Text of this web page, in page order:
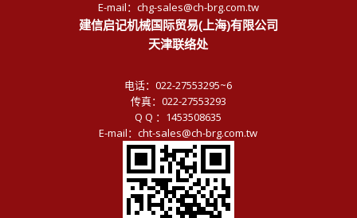
E-mail：chg-sales@ch-brg.com.tw
建信启记机械国际贸易(上海)有限公司
天津联络处
电话：022-27553295~6
传真：022-27553293
Q Q ：1453508635
E-mail：cht-sales@ch-brg.com.tw